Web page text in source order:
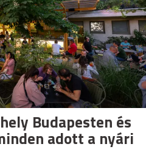
Budapesten és
adott a nyári